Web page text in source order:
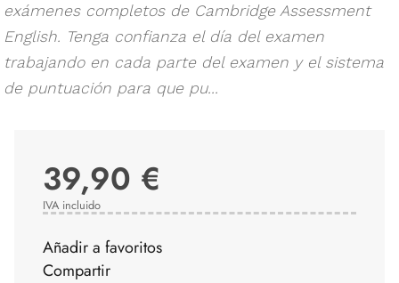
exámenes completos de Cambridge Assessment
English. Tenga confianza el día del examen
trabajando en cada parte del examen y el sistema
de puntuación para que pu...
39,90 €
IVA incluido
Añadir a favoritos
Compartir